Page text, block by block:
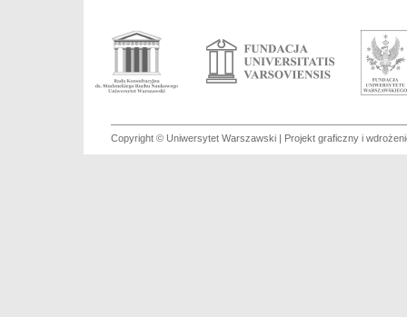
Copyright © Uniwersytet Warszawski | Projekt graficzny i